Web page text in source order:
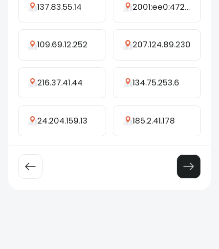
137.83.55.14 2001:ee0:4721:91e0:f166:3742:bdb0:c249
109.69.12.252 207.124.89.230
216.37.41.44 134.75.253.6
24.204.159.13 185.2.41.178